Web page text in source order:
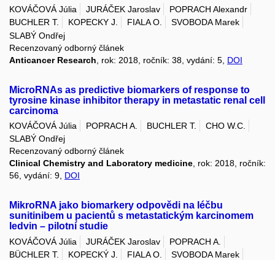
KOVÁČOVÁ Júlia JURÁČEK Jaroslav
POPRACH Alexandr
BUCHLER T.
KOPECKY J. FIALA O.
SVOBODA Marek
SLABÝ Ondřej
Recenzovaný odborný článek
Anticancer Research , rok: 2018, ročník: 38, vydání: 5, DOI
MicroRNAs as predictive biomarkers of response to
tyrosine kinase inhibitor therapy in metastatic renal cell
carcinoma
KOVÁČOVÁ Júlia POPRACH A. BUCHLER T.
CHO W.C.
SLABÝ Ondřej
Recenzovaný odborný článek
Clinical Chemistry and Laboratory medicine, rok: 2018, ročník:
56, vydání: 9, DOI
MikroRNA jako biomarkery odpovědi na léčbu
sunitinibem u pacientů s metastatickým karcinomem
ledvin – pilotní studie
KOVÁČOVÁ Júlia JURÁČEK Jaroslav
POPRACH A.
BÜCHLER T.
KOPECKÝ J. FIALA O.
SVOBODA Marek